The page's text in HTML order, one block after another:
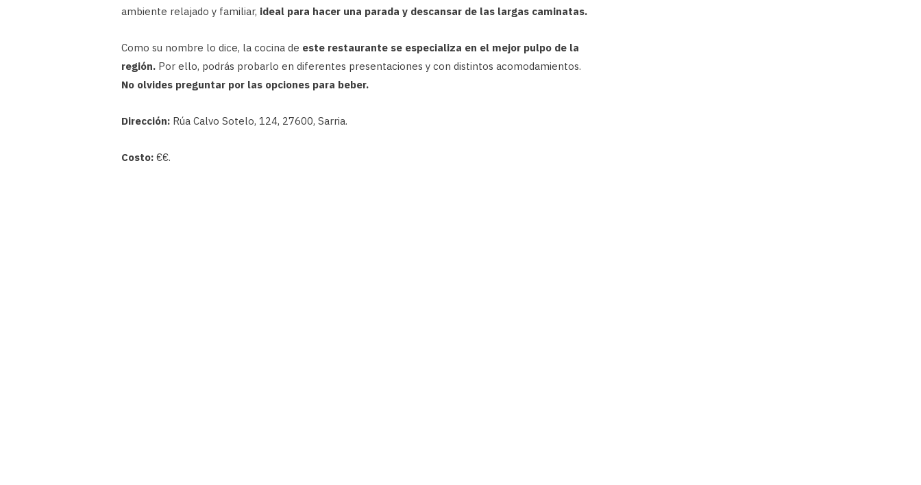
ambiente relajado y familiar, ideal para hacer una parada y descansar de las largas caminatas.
Como su nombre lo dice, la cocina de este restaurante se especializa en el mejor pulpo de la
región. Por ello, podrás probarlo en diferentes presentaciones y con distintos acomodamientos.
No olvides preguntar por las opciones para beber.
Dirección: Rúa Calvo Sotelo, 124, 27600, Sarria.
Costo: €€.